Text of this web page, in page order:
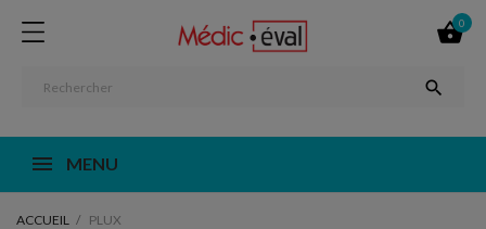

0

MENU
ACCUEIL PLUX